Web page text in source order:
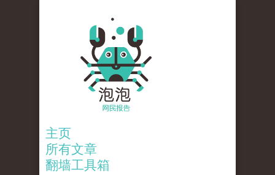
主页
所有文章
翻墙工具箱